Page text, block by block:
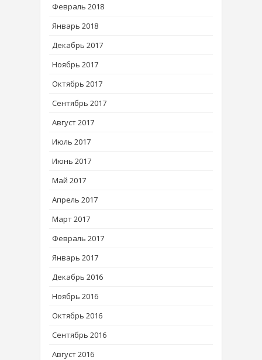
Февраль 2018
Январь 2018
Декабрь 2017
Ноябрь 2017
Октябрь 2017
Сентябрь 2017
Август 2017
Июль 2017
Июнь 2017
Май 2017
Апрель 2017
Март 2017
Февраль 2017
Январь 2017
Декабрь 2016
Ноябрь 2016
Октябрь 2016
Сентябрь 2016
Август 2016